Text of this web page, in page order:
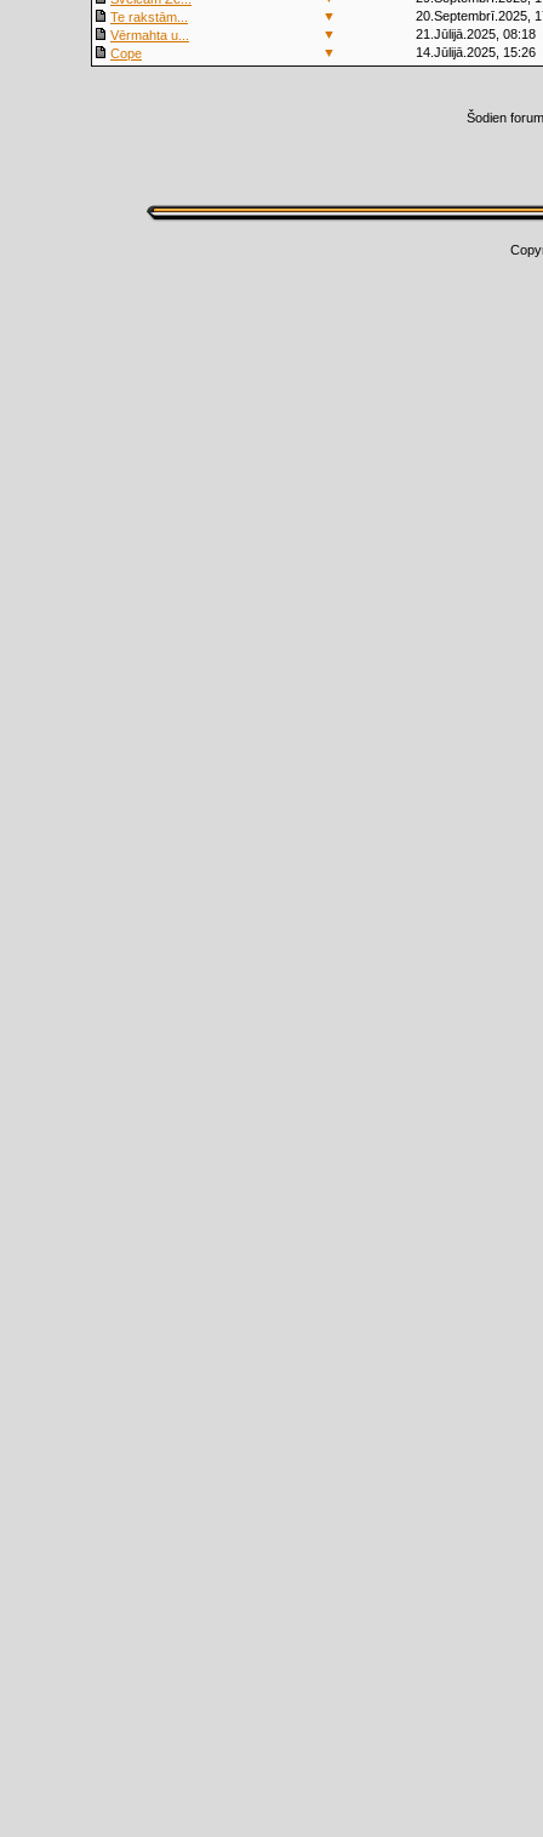
Te rakstām...
▼
20.Septembrī.2025,
Vērmahta u...
▼
21.Jūlijā.2025, 08:18
Cope
▼ 14.Jūlijā.2025, 15:26
Šodien